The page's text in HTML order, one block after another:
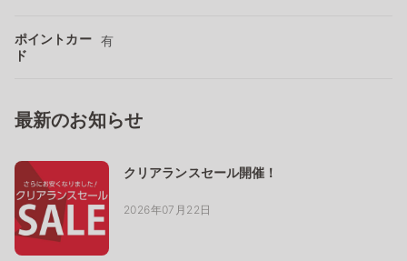
ポイントカー
ド
有
最新のお知らせ
クリアランスセール開催！
2026年07月22日